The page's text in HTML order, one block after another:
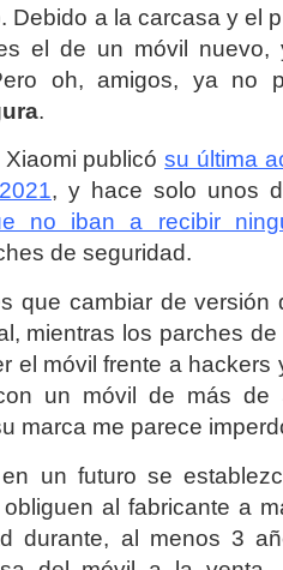
Debido a la carcasa y el
el de un móvil
oh, amigos, ya no
.
Xiaomi publicósu última
, y hace solo unos
no iban a recibir
de seguridad.
que cambiar de versión
mientras los parches
el móvil frente a hackers
un móvil de más de
marca me parece
un futuro se
al fabricante a
durante, al menos 3